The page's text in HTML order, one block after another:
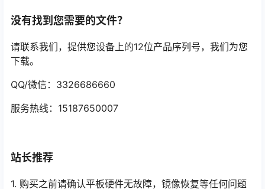
没有找到您需要的文件？
请联系我们，提供您设备上的12位产品序列号，我们为您
下载。
QQ/微信：3326686660
服务热线：15187650007
站长推荐
1. 购买之前请确认平板硬件无故障，镜像恢复等任何问题